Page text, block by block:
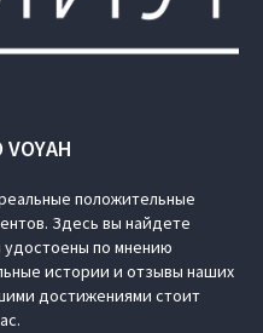
положительные
Здесь вы найдете
по мнению
истории и отзывы наших
достижениями стоит